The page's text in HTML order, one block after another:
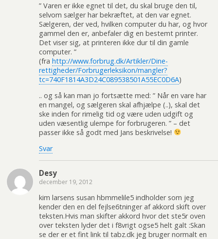
” Varen er ikke egnet til det, du skal bruge den til,
selvom sælger har bekræftet, at den var egnet.
Sælgeren, der ved, hvilken computer du har, og hvor
gammel den er, anbefaler dig en bestemt printer.
Det viser sig, at printeren ikke dur til din gamle
computer. ”
(fra http://www.forbrug.dk/Artikler/Dine-
rettigheder/Forbrugerleksikon/mangler?
tc=740F1814A3D24C089538501A55EC0D6A)
.. og så kan man jo fortsætte med: ” Når en vare har
en mangel, og sælgeren skal afhjælpe (..), skal det
ske inden for rimelig tid og være uden udgift og
uden væsentlig ulempe for forbrugeren. ” – det
passer ikke så godt med Jans beskrivelse!
Svar
Desy
december 19, 2012
kim larsens susan hbmmelile5 indholder som jeg
kender den en del fejlse6tninger af akkord skift over
teksten.Hvis man skifter akkord hvor det ste5r oven
over teksten lyder det i f8vrigt ogse5 helt galt :Skan
se der er et fint link til tabz.dk jeg bruger normalt en